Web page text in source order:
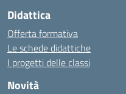
Didattica
Offerta formativa
Le schede didattiche
I progetti delle classi
Novità